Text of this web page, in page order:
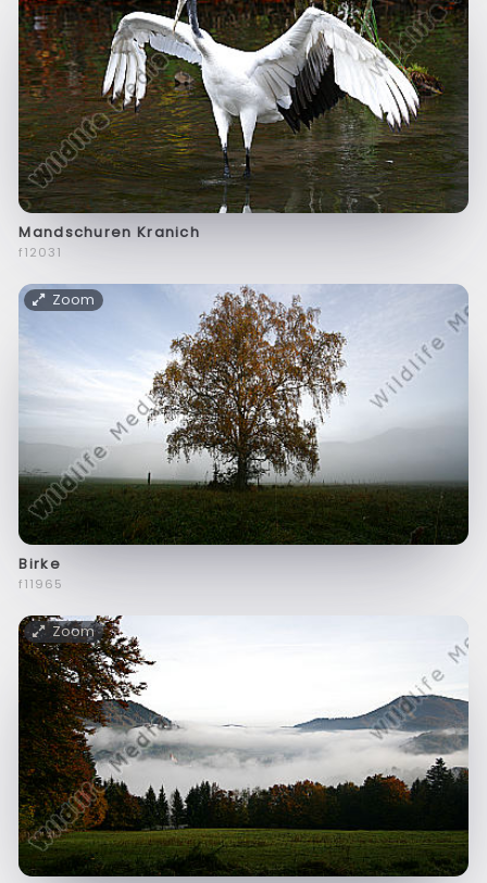
Mandschuren Kranich
f12031
Zoom
Birke
f11965
Zoom